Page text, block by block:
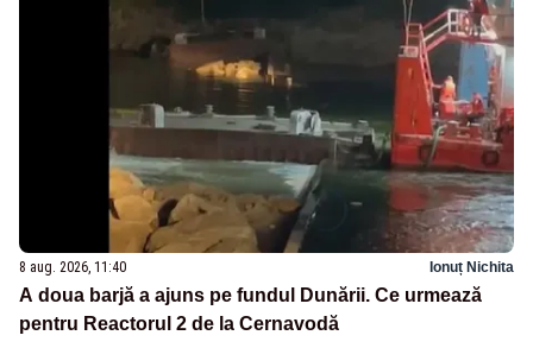
8 aug. 2026, 11:40 Ionuț Nichita
A doua barjă a ajuns pe fundul Dunării. Ce urmează
pentru Reactorul 2 de la Cernavodă